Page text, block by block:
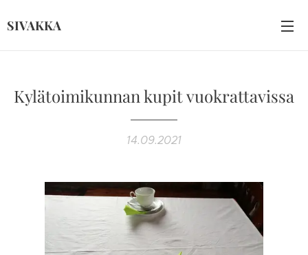
SIVAKKA
Kylätoimikunnan kupit vuokrattavissa
14.09.2021